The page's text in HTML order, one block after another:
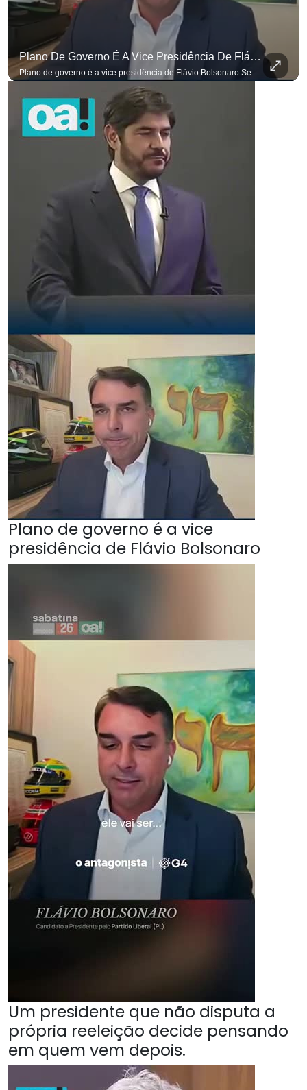
Plano De Governo É A Vice Presidência De Flávio Bolsonaro
Plano de governo é a vice presidência de Flávio Bolsonaro Se você busca informação com credibilidade, inscreva-se agora e ative o
para não perder nenhuma atualização! Ouça O Antagonista nos principais
Plano de governo é a vice
presidência de Flávio Bolsonaro
Um presidente que não disputa a
própria reeleição decide pensando
em quem vem depois.